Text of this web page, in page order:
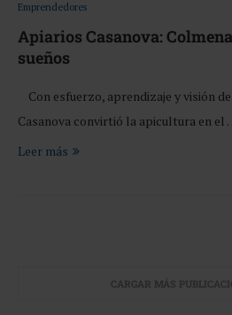
Emprendedores
Apiarios Casanova:
sueños
Con esfuerzo, aprendizaje y visión
Casanova convirtió la apicultura en el
Leer más
CARGAR MÁS